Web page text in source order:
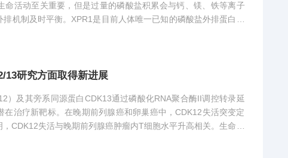
命活动至关重要，但是过量的磷酸盐积累会与钙、镁、铁等离子
机制及时平衡。XPR1是目前人体唯一已知的磷酸盐外排蛋白，
13研究方面取得新进展
）及其旁系同源蛋白CDK13通过磷酸化RNA聚合酶II调控转录延
治疗新靶标。在晚期前列腺癌和卵巢癌中，CDK12失活突变定
CDK12失活与晚期前列腺癌肿瘤内T细胞水平升高相关。生命过